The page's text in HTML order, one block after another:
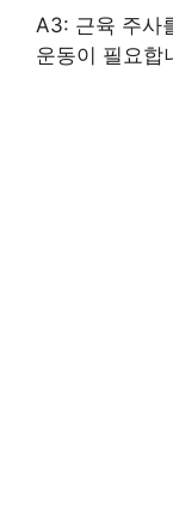
A3: 근육 주사
운동이 필요합